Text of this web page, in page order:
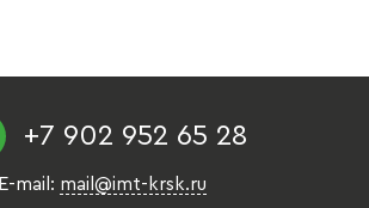
+7 902 952 65 28
E-mail: mail@imt-krsk.ru